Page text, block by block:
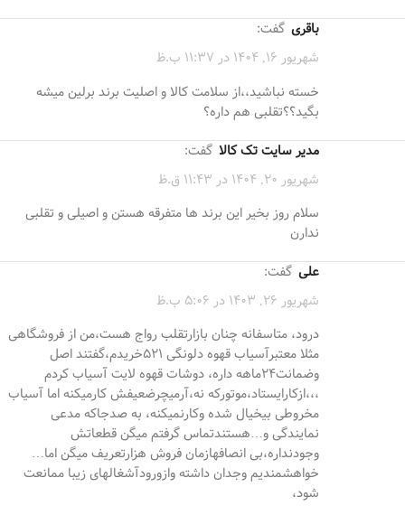
باقری گفت:
شهریور 16, 1404 در 11:37 ب.ظ
خسته نباشید،،از سلامت کالا و اصلیت برند برلین میشه
بگید؟؟تقلبی هم داره؟
مدیر سایت تک کالا گفت:
شهریور 20, 1404 در 11:43 ق.ظ
سلام روز بخیر این برند ها متفرقه هستن و اصیلی و تقلبی
ندارن
علی گفت:
شهریور 26, 1403 در 5:06 ب.ظ
درود، متاسفانه چنان بازارتقلب رواج هست،من از فروشگاهی
مثلا معتبرآسیاب قهوه دلونگی 521خریدم،گفتند اصل
وضمانت24ماهه داره، دوشات قهوه لایت آسیاب کردم
،،،ازکارایستاد،موتورکه نه،آرمیچرضعیفش کارمیکنه اما آسیاب
مخروطی بیخیال شده وکارنمیکنه، به صدجاکه مدعی
نمایندگی و…هستندتماس گرفتم میگن قطعاتش
وجودنداره،بی انصافهازمان فروش هزارتعریف میگن اما…
خواهشمندیم وجدان داشته وازورودآشغالهای زیبا ممانعت
شود،